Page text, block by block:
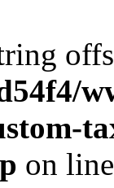
on